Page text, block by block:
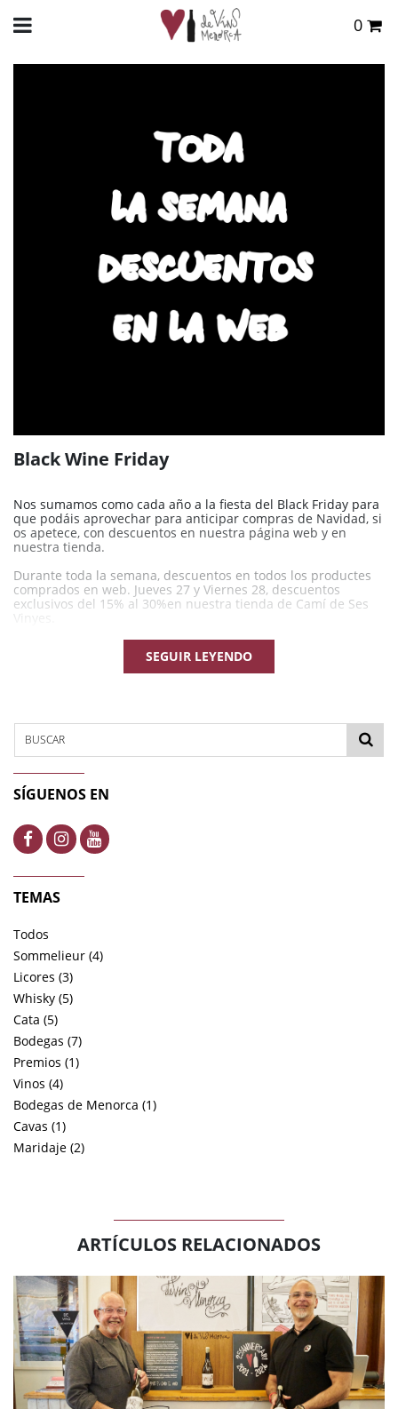
0
Black Wine Friday
Nos sumamos como cada año a la fiesta del Black Friday para
que podáis aprovechar para anticipar compras de Navidad, si
os apetece, con descuentos en nuestra página web y en
nuestra tienda.
Durante toda la semana, descuentos en todos los productes
comprados en web. Jueves 27 y Viernes 28, descuentos
exclusivos del 15% al 30%en nuestra tienda de Camí de Ses
Vinyes.
SEGUIR LEYENDO
BUSCAR
SÍGUENOS EN
TEMAS
Todos
Sommelieur (4)
Licores (3)
Whisky (5)
Cata (5)
Bodegas (7)
Premios (1)
Vinos (4)
Bodegas de Menorca (1)
Cavas (1)
Maridaje (2)
ARTÍCULOS RELACIONADOS